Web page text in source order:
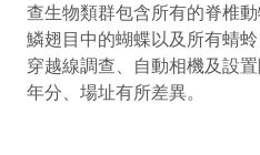
查生物類群包含所有的脊椎
鱗翅目中的蝴蝶以及所有蜻
穿越線調查、自動相機及設
年分、場址有所差異。